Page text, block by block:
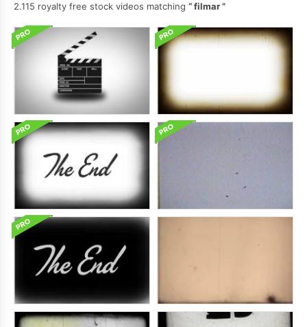
2.115 royalty free stock videos matching
filmar